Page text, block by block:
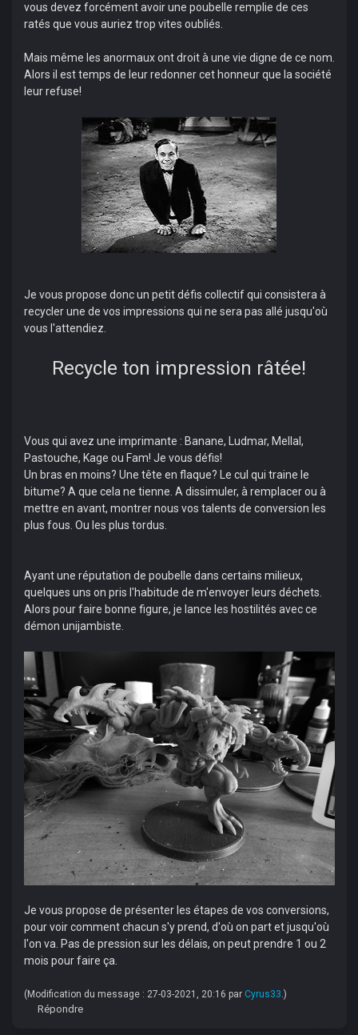
vous devez forcément avoir une poubelle remplie de ces
ratés que vous auriez trop vites oubliés.
Mais même les anormaux ont droit à une vie digne de ce nom.
Alors il est temps de leur redonner cet honneur que la société
leur refuse!
Je vous propose donc un petit défis collectif qui consistera à
recycler une de vos impressions qui ne sera pas allé jusqu'où
vous l'attendiez.
Recycle ton impression râtée!
Vous qui avez une imprimante : Banane, Ludmar, Mellal,
Pastouche, Kage ou Fam! Je vous défis!
Un bras en moins? Une tête en flaque? Le cul qui traine le
bitume? A que cela ne tienne. A dissimuler, à remplacer ou à
mettre en avant, montrer nous vos talents de conversion les
plus fous. Ou les plus tordus.
Ayant une réputation de poubelle dans certains milieux,
quelques uns on pris l'habitude de m'envoyer leurs déchets.
Alors pour faire bonne figure, je lance les hostilités avec ce
démon unijambiste.
Je vous propose de présenter les étapes de vos conversions,
pour voir comment chacun s'y prend, d'où on part et jusqu'où
l'on va. Pas de pression sur les délais, on peut prendre 1 ou 2
mois pour faire ça.
(Modification du message : 27-03-2021, 20:16 par Cyrus33 .)
Répondre